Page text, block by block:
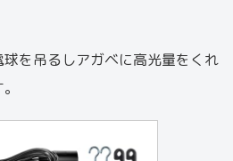
を吊るしアガベに高光量をくれ